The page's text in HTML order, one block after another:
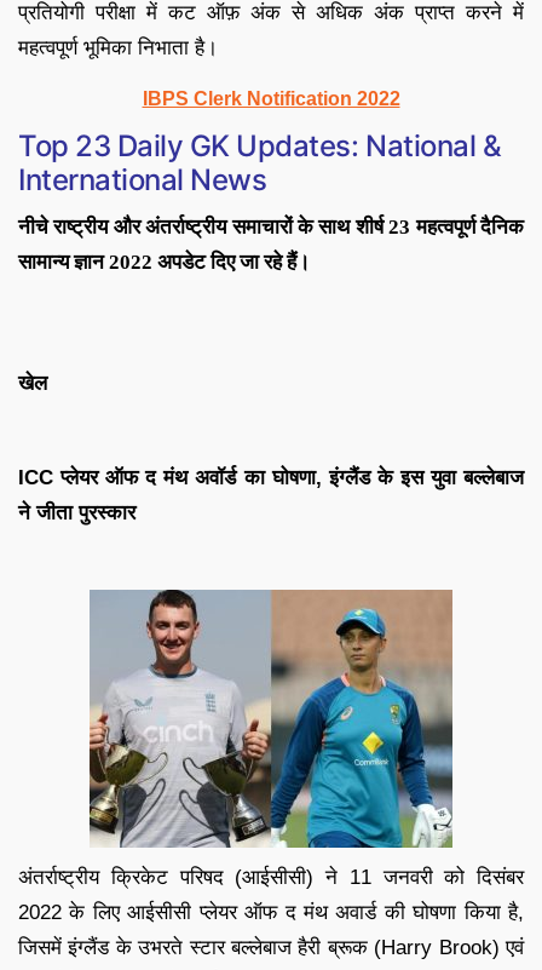
प्रतियोगी परीक्षा में कट ऑफ़ अंक से अधिक अंक प्राप्त करने में
महत्वपूर्ण भूमिका निभाता है।
IBPS Clerk Notification 2022
Top 23 Daily GK Updates: National &
International News
नीचे राष्ट्रीय और अंतर्राष्ट्रीय समाचारों के साथ शीर्ष 23 महत्वपूर्ण दैनिक
सामान्य ज्ञान 2022 अपडेट दिए जा रहे हैं।
खेल
ICC प्लेयर ऑफ द मंथ अवॉर्ड का घोषणा, इंग्लैंड के इस युवा बल्लेबाज
ने जीता पुरस्कार
अंतर्राष्ट्रीय क्रिकेट परिषद (आईसीसी) ने 11 जनवरी को दिसंबर
2022 के लिए आईसीसी प्लेयर ऑफ द मंथ अवार्ड की घोषणा किया है,
जिसमें इंग्लैंड के उभरते स्टार बल्लेबाज हैरी ब्रूक (Harry Brook) एवं